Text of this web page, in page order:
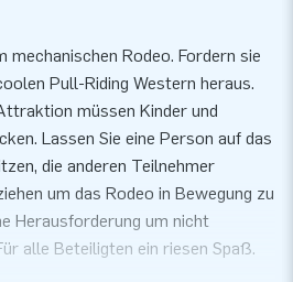
Rodeo. Fordern sie
Pull-Riding Western heraus.
müssen Kinder und
Lassen Sie eine Person auf das
die anderen Teilnehmer
um das Rodeo in Bewegung zu
Herausforderung um nicht
alle Beteiligten ein riesen Spaß.